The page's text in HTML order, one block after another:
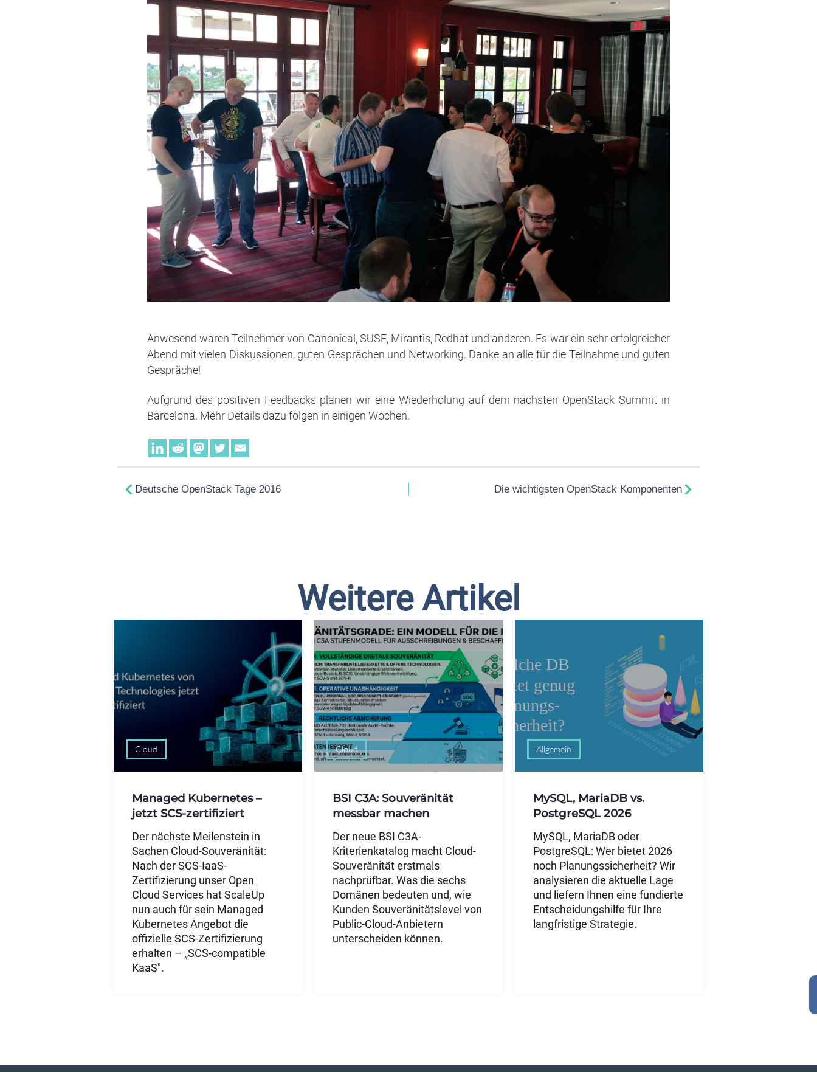
Anwesend waren Teilnehmer von Canonical, SUSE, Mirantis, Redhat und anderen. Es war ein sehr erfolgreicher
Abend mit vielen Diskussionen, guten Gesprächen und Networking. Danke an alle für die Teilnahme und guten
Gespräche!
Aufgrund des positiven Feedbacks planen wir eine Wiederholung auf dem nächsten OpenStack Summit in
Barcelona. Mehr Details dazu folgen in einigen Wochen.
Deutsche OpenStack Tage 2016 Die wichtigsten OpenStack Komponenten
Weitere Artikel
Cloud
Managed Kubernetes –
jetzt SCS-zertifiziert
Der nächste Meilenstein in
Sachen Cloud-Souveränität:
Nach der SCS-IaaS-
Zertifizierung unser Open
Cloud Services hat ScaleUp
nun auch für sein Managed
Kubernetes Angebot die
offizielle SCS-Zertifizierung
erhalten – „SCS-compatible
KaaS".
Cloud
BSI C3A: Souveränität
messbar machen
Der neue BSI C3A-
Kriterienkatalog macht Cloud-
Souveränität erstmals
nachprüfbar. Was die sechs
Domänen bedeuten und, wie
Kunden Souveränitätslevel von
Public-Cloud-Anbietern
unterscheiden können.
Allgemein
MySQL, MariaDB vs.
PostgreSQL 2026
MySQL, MariaDB oder
PostgreSQL: Wer bietet 2026
noch Planungssicherheit? Wir
analysieren die aktuelle Lage
und liefern Ihnen eine fundierte
Entscheidungshilfe für Ihre
langfristige Strategie.